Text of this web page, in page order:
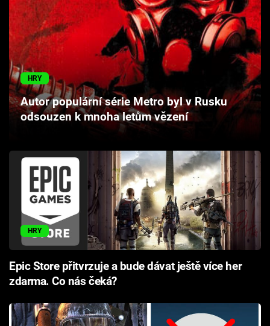
Seriály
Hry
Cool Esport
Pořady
Sledujte prima+
Přihlášení
Sledujte nás
HRY
Autor populární série Metro byl v Rusku
odsouzen k mnoha letům vězení
HRY
Epic Store přitvrzuje a bude dávat ještě více her
zdarma. Co nás čeká?